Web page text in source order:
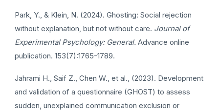
Park, Y., & Klein, N. (2024). Ghosting: Social rejection
without explanation, but not without care. Journal of
Experimental Psychology: General. Advance online
publication. 153(7):1765-1789.
Jahrami H., Saif Z., Chen W., et al., (2023). Development
and validation of a questionnaire (GHOST) to assess
sudden, unexplained communication exclusion or